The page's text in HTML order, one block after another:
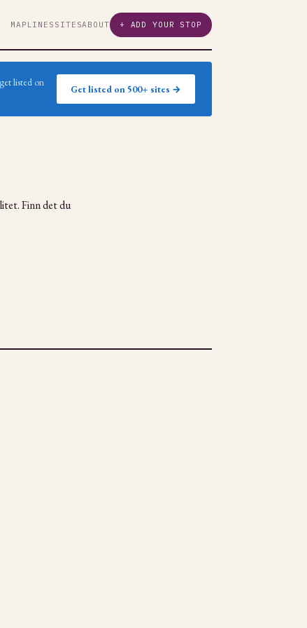
MAP LINES SITESABOUT + ADD YOUR STOP
listed on
Get listed on 500+ sites →
Finn det du